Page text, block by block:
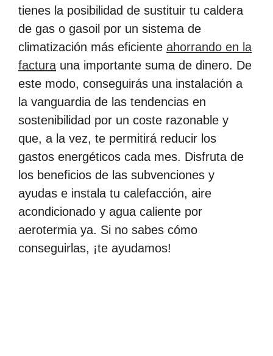
tienes la posibilidad de sustituir tu caldera
de gas o gasoil por un sistema de
climatización más eficiente ahorrando en la
factura una importante suma de dinero. De
este modo, conseguirás una instalación a
la vanguardia de las tendencias en
sostenibilidad por un coste razonable y
que, a la vez, te permitirá reducir los
gastos energéticos cada mes. Disfruta de
los beneficios de las subvenciones y
ayudas e instala tu calefacción, aire
acondicionado y agua caliente por
aerotermia ya. Si no sabes cómo
conseguirlas, ¡te ayudamos!